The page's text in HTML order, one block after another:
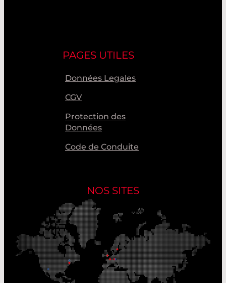
PAGES UTILES
Données Legales
CGV
Protection des
Données
Code de Conduite
NOS SITES